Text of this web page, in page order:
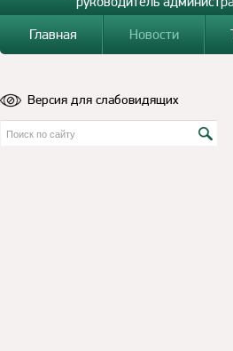
Главная
Новости
Версия для слабовидящих